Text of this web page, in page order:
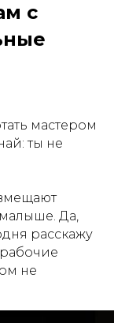
с
мастером
ты не
Да,
расскажу
не